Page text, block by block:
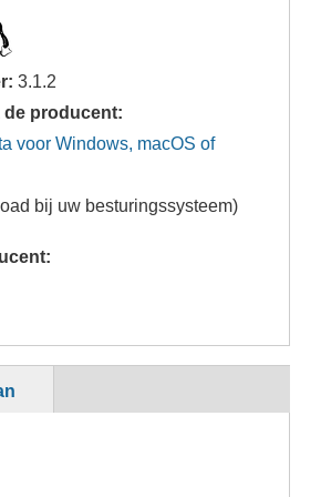
3.1.2
de producent:
voor Windows, macOS of
bij uw besturingssysteem)